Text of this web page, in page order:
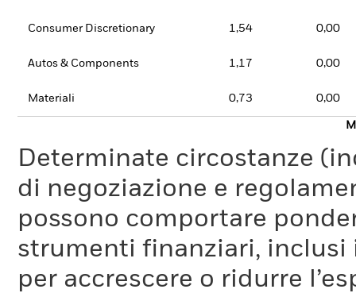
Consumer Discretionary 1,54 0,00
Autos & Components 1,17 0,00
Materiali 0,73 0,00
Determinate circostanze
di negoziazione e
possono comportare
strumenti finanziari, inclusi
per accrescere o ridurre